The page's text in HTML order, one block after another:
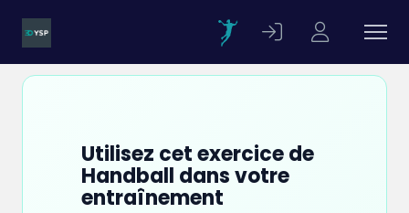
Utilisez cet exercice de
Handball dans votre
entraînement